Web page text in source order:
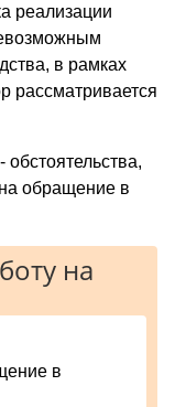
реализации
в рамках
рассматривается
обращение в
на
в